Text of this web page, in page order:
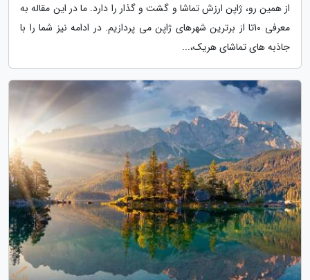
از همین رو، ژاپن ارزش تماشا و گشت و گذار را دارد. ما در این مقاله به
معرفی 10تا از برترین شهرهای ژاپن می پردازیم. در ادامه نیز شما را با
جاذبه های تماشای هریک،...